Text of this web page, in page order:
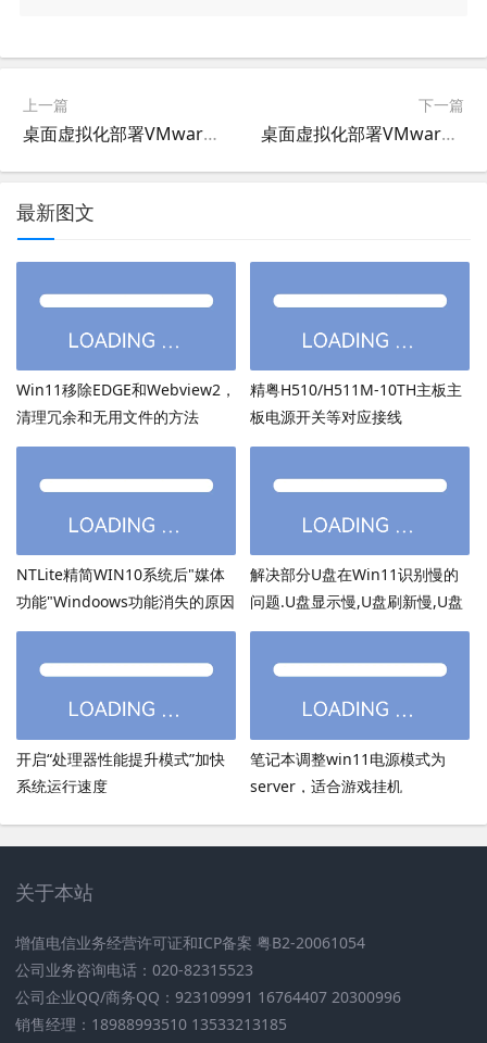
上一篇
桌面虚拟化部署VMware Horizon View 7部署图文教程6：配置Horizon Connection Server
下一篇
桌面虚拟化部署VMware Horizon View 7部署图文教程4：安装Horizon Composer（可选）
最新图文
Win11移除EDGE和Webview2，
清理冗余和无用文件的方法
精粤H510/H511M-10TH主板主
板电源开关等对应接线
NTLite精简WIN10系统后"媒体
功能"Windoows功能消失的原因
解决部分U盘在Win11识别慢的
问题.U盘显示慢,U盘刷新慢,U盘
加载慢
开启“处理器性能提升模式”加快
系统运行速度
笔记本调整win11电源模式为
server，适合游戏挂机
关于本站
增值电信业务经营许可证和ICP备案 粤B2-20061054
公司业务咨询电话：020-82315523
公司企业QQ/商务QQ：923109991 16764407 20300996
销售经理：18988993510 13533213185